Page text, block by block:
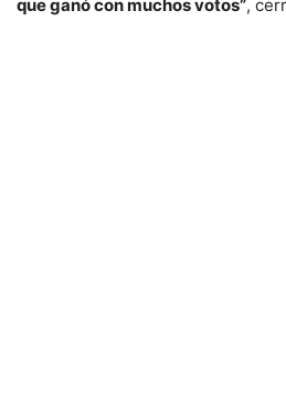
que ganó con muchos votos”,